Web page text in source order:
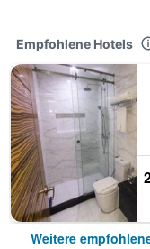
Empfohlene Hotels
Weitere